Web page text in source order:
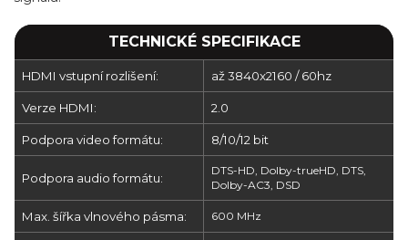
TECHNICKÉ SPECIFIKACE
HDMI vstupní rozlišení: až 3840x2160 / 60hz
Verze HDMI: 2.0
Podpora video formátu: 8/10/12 bit
Podpora audio formátu:
DTS-HD, Dolby-trueHD, DTS,
Dolby-AC3, DSD
Max. šířka vlnového pásma: 600 MHz